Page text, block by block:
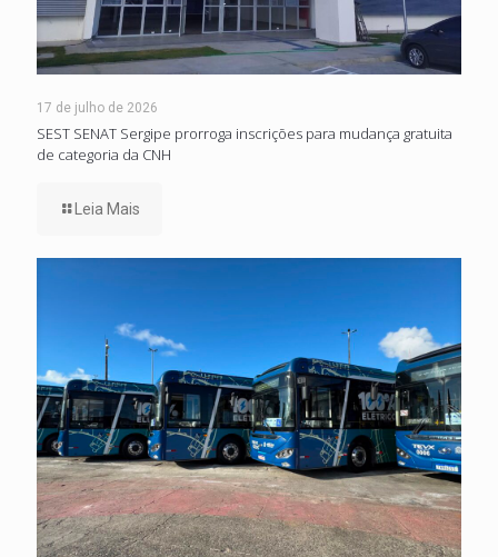
17 de julho de 2026
SEST SENAT Sergipe prorroga inscrições para mudança gratuita
de categoria da CNH
Leia Mais